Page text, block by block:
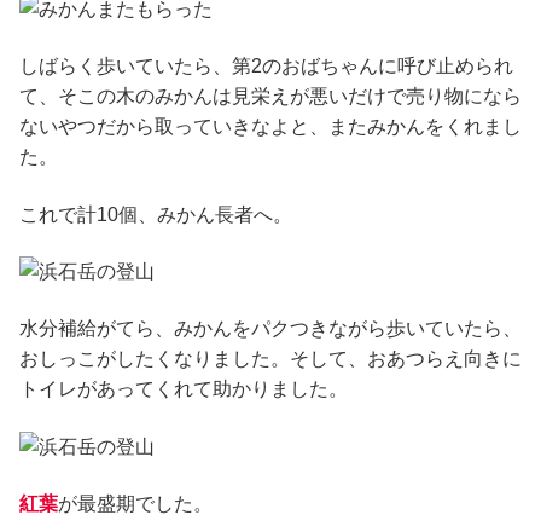
しばらく歩いていたら、第2のおばちゃんに呼び止められ
て、そこの木のみかんは見栄えが悪いだけで売り物になら
ないやつだから取っていきなよと、またみかんをくれまし
た。
これで計10個、みかん長者へ。
水分補給がてら、みかんをパクつきながら歩いていたら、
おしっこがしたくなりました。そして、おあつらえ向きに
トイレがあってくれて助かりました。
紅葉が最盛期でした。